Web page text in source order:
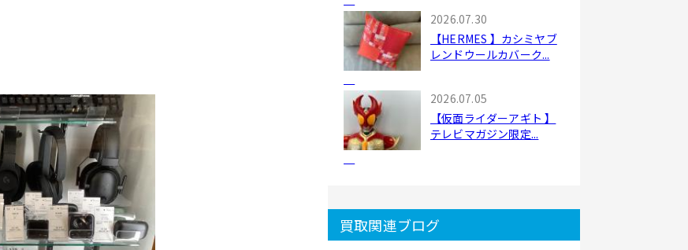
2026.07.30
【HERMES 】カシミヤブ
レンドウールカバーク...
2026.07.05
【仮面ライダーアギト 】
テレビマガジン限定...
買取関連ブログ